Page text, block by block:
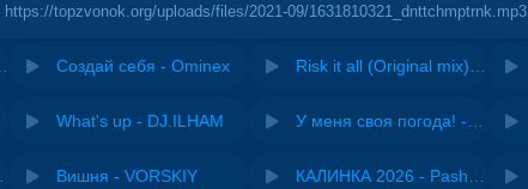
https://topzvonok.org/uploads/files/2021-09/1631810321_dnttchmptrnk.mp3
Создай себя - Ominex
What's up - DJ.ILHAM
Вишня - VORSKIY